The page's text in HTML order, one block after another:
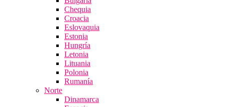
Chequia
Croacia
Eslovaquia
Estonia
Hungría
Letonia
Lituania
Polonia
Rumanía
Norte
Dinamarca